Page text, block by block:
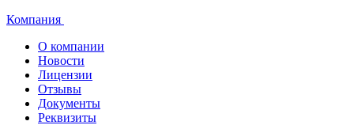
Компания
О компании
Новости
Лицензии
Отзывы
Документы
Реквизиты